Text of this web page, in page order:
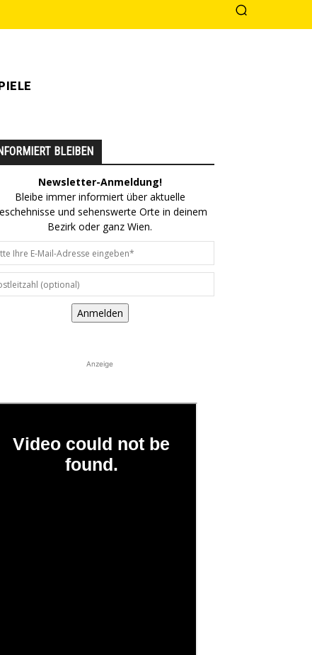
BLEIBEN
Newsletter-Anmeldung!
Bleibe immer informiert über aktuelle
und sehenswerte Orte in deinem
Bezirk oder ganz Wien.
Anmelden
Anzeige